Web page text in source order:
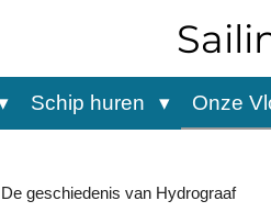
Schip huren Onze
De geschiedenis van Hydrograaf